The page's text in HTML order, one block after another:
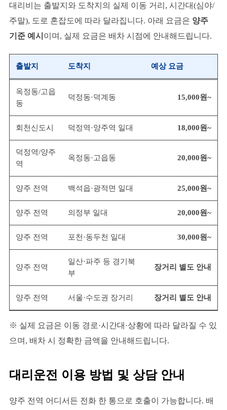
대리비는 출발지와 도착지의 실제 이동 거리, 시간대(심야/
주말), 도로 혼잡도에 따라 달라집니다. 아래 요금은 양주
기준 예시 이며, 실제 요금은 배차 시점에 안내해드립니다.
출발지 도착지 예상 요금
옥정동/고읍
동
덕정동·덕계동 15,000원~
회천신도시 덕정역·양주역 일대 18,000원~
덕정역/양주
역
옥정동·고읍동 20,000원~
양주 전역 백석읍·광적면 일대 25,000원~
양주 전역 의정부 일대 20,000원~
양주 전역 포천·동두천 일대 30,000원~
양주 전역
일산·파주 등 경기북
부
장거리 별도 안내
양주 전역 서울·수도권 장거리 장거리 별도 안내
※ 실제 요금은 이동 경로·시간대·상황에 따라 달라질 수 있
으며, 배차 시 정확한 금액을 안내해드립니다.
대리운전 이용 방법 및 상담 안내
양주 전역 어디서든 전화 한 통으로 호출이 가능합니다. 배